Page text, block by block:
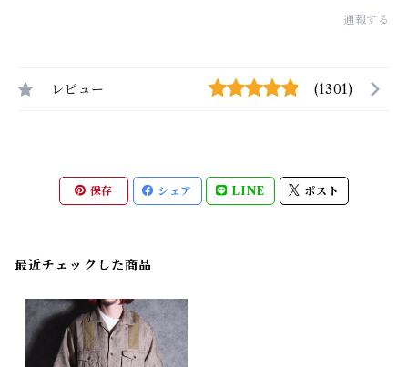
通報する
レビュー (1301)
保存 シェア LINE ポスト
最近チェックした商品